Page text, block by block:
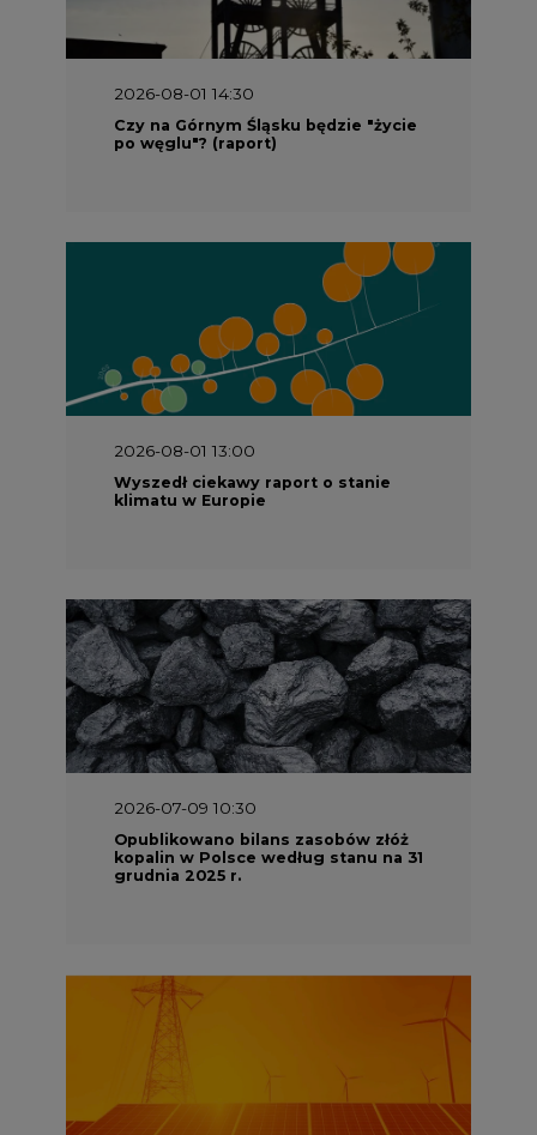
2026-08-01 14:30
Czy na Górnym Śląsku będzie "życie
po węglu"? (raport)
2026-08-01 13:00
Wyszedł ciekawy raport o stanie
klimatu w Europie
2026-07-09 10:30
Opublikowano bilans zasobów złóż
kopalin w Polsce według stanu na 31
grudnia 2025 r.